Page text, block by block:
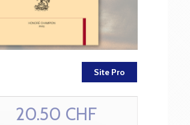
Site Pro
20.50 CHF